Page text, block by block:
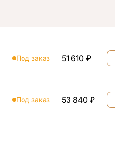
Под заказ 51 610 ₽
Под заказ 53 840 ₽